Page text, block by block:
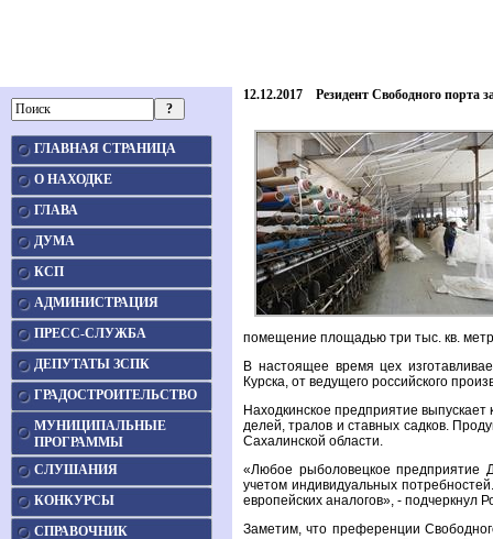
ГЛАВНАЯ СТРАНИЦА
О НАХОДКЕ
ГЛАВА
ДУМА
КСП
АДМИНИСТРАЦИЯ
ПРЕСС-СЛУЖБА
ДЕПУТАТЫ ЗСПК
ГРАДОСТРОИТЕЛЬСТВО
МУНИЦИПАЛЬНЫЕ
ПРОГРАММЫ
СЛУШАНИЯ
КОНКУРСЫ
СПРАВОЧНИК
12.12.2017 Резидент Свободного порта
помещение площадью три тыс. кв.
В настоящее время цех
Курска, от ведущего российского
Находкинское предприятие
делей, тралов и ставных садков.
Сахалинской области.
«Любое рыболовецкое предприятие
учетом индивидуальных
европейских аналогов», - подчеркнул
Заметим, что преференции